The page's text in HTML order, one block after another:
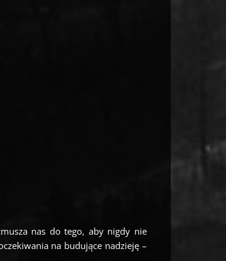
nas do tego, aby nigdy nie
na budujące nadzieję –